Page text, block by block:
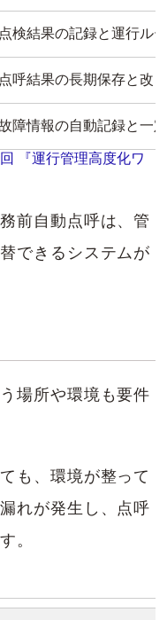
点検結果の記録と運行ル
点呼結果の長期保存と改
障情報の自動記録と一
『運行管理高度化ワ
前自動点呼は、管
できるシステムが
場所や環境も要件
も、環境が整って
れが発生し、点呼
。